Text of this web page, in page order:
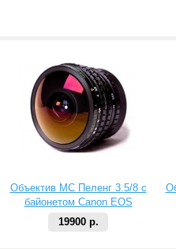
Объектив МС Пеленг 3.5/8 с
байонетом Canon EOS
19900 р.